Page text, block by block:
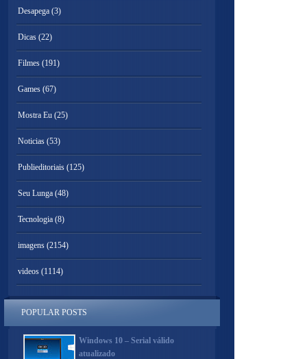
Desapega (3)
Dicas (22)
Filmes (191)
Games (67)
Mostra Eu (25)
Noticias (53)
Publieditoriais (125)
Seu Lunga (48)
Tecnologia (8)
imagens (2154)
videos (1114)
POPULAR POSTS
Windows 10 – Serial válido
atualizado